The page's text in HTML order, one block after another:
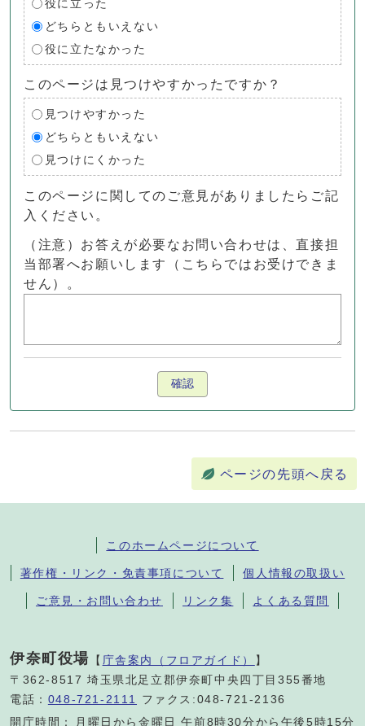
役に立った
どちらともいえない
役に立たなかった
このページは見つけやすかったですか？
見つけやすかった
どちらともいえない
見つけにくかった
このページに関してのご意見がありましたらご記
入ください。
（注意）お答えが必要なお問い合わせは、直接担
当部署へお願いします（こちらではお受けできま
せん）。
確認
ページの先頭へ戻る
このホームページについて
著作権・リンク・免責事項について 個人情報の取扱い
ご意見・お問い合わせ リンク集 よくある質問
伊奈町役場 【 庁舎案内（フロアガイド） 】
〒362-8517 埼玉県北足立郡伊奈町中央四丁目355番地
電話： 048-721-2111
ファクス:048-721-2136
開庁時間：
月曜日から金曜日 午前8時30分から午後5時15分